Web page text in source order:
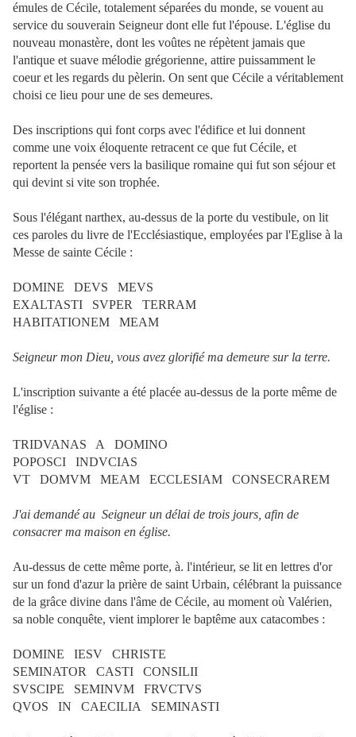
émules de Cécile, totalement séparées du monde, se vouent au
service du souverain Seigneur dont elle fut l'épouse. L'église du
nouveau monastère, dont les voûtes ne répètent jamais que
l'antique et suave mélodie grégorienne, attire puissamment le
coeur et les regards du pèlerin. On sent que Cécile a véritablement
choisi ce lieu pour une de ses demeures.
Des inscriptions qui font corps avec l'édifice et lui donnent
comme une voix éloquente retracent ce que fut Cécile, et
reportent la pensée vers la basilique romaine qui fut son séjour et
qui devint si vite son trophée.
Sous l'élégant narthex, au-dessus de la porte du vestibule, on lit
ces paroles du livre de l'Ecclésiastique, employées par l'Eglise à la
Messe de sainte Cécile :
DOMINE DEVS MEVS
EXALTASTI SVPER TERRAM
HABITATIONEM MEAM
Seigneur mon Dieu, vous avez glorifié ma demeure sur la terre.
L'inscription suivante a été placée au-dessus de la porte même de
l'église :
TRIDVANAS A DOMINO
POPOSCI INDVCIAS
VT DOMVM MEAM ECCLESIAM CONSECRAREM
J'ai demandé au Seigneur un délai de trois jours, afin de
consacrer ma maison en église.
Au-dessus de cette même porte, à. l'intérieur, se lit en lettres d'or
sur un fond d'azur la prière de saint Urbain, célébrant la puissance
de la grâce divine dans l'âme de Cécile, au moment où Valérien,
sa noble conquête, vient implorer le baptême aux catacombes :
DOMINE IESV CHRISTE
SEMINATOR CASTI CONSILII
SVSCIPE SEMINVM FRVCTVS
QVOS IN CAECILIA SEMINASTI